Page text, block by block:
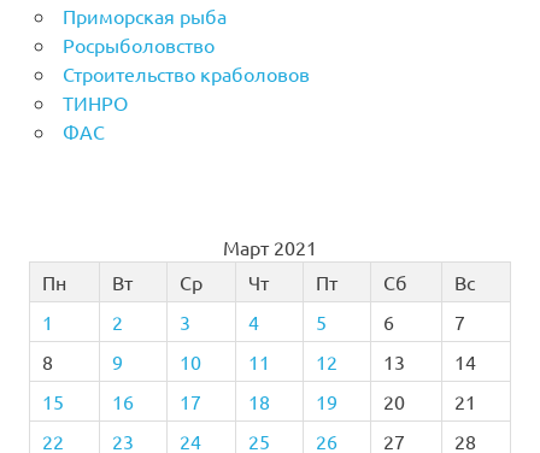
Приморская рыба
Росрыболовство
Строительство краболовов
ТИНРО
ФАС
Март 2021
Пн
Вт Ср Чт Пт Сб
Вс
1
2 3 4 5 6
7
8
9 10 11 12 13
14
15
16 17 18 19 20
21
22
23 24 25 26 27 28